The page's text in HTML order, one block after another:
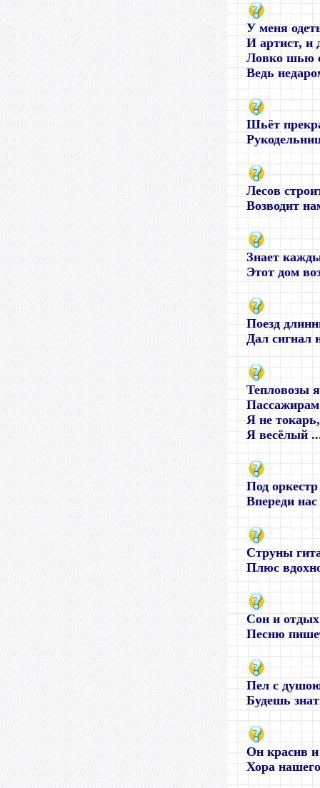
У меня
И артист, и
Ловко шью
Ведь
Шьёт
Лесов
Возводит
Знает
Этот дом
Поезд
Дал сигнал
Тепловозы
Я не
Я весёлый
Под
Впереди
Струны
Плюс
Сон и
Песню
Пел с
Будешь
Он красив и
Хора